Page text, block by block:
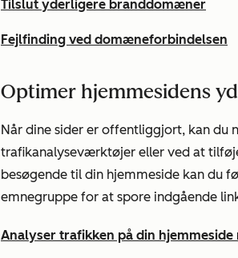
Tilslut yderligere branddomæner
Fejlfinding ved domæneforbindelsen
Optimer hjemmesidens
Når dine sider er offentliggjort, kan du
trafikanalyseværktøjer eller ved at
besøgende til din hjemmeside kan du
emnegruppe for at spore indgående
Analyser trafikken på din